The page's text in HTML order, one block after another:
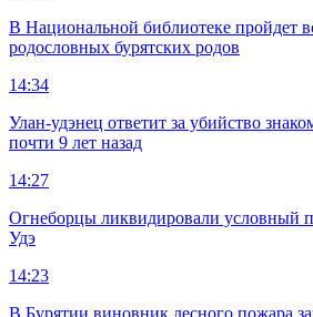
В Национальной библиотеке пройдет
родословных бурятских родов
14:34
Улан-удэнец ответит за убийство
почти 9 лет назад
14:27
Огнеборцы ликвидировали условный
Удэ
14:23
В Бурятии виновник лесного пожара